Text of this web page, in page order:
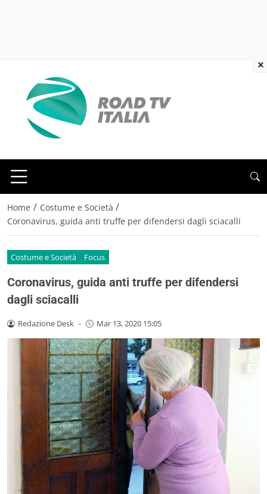
Home / Costume e Società /
Coronavirus, guida anti truffe per difendersi dagli sciacalli
Costume e Società Focus
Coronavirus, guida anti truffe per difendersi
dagli sciacalli
Redazione Desk - Mar 13, 2020 15:05
×